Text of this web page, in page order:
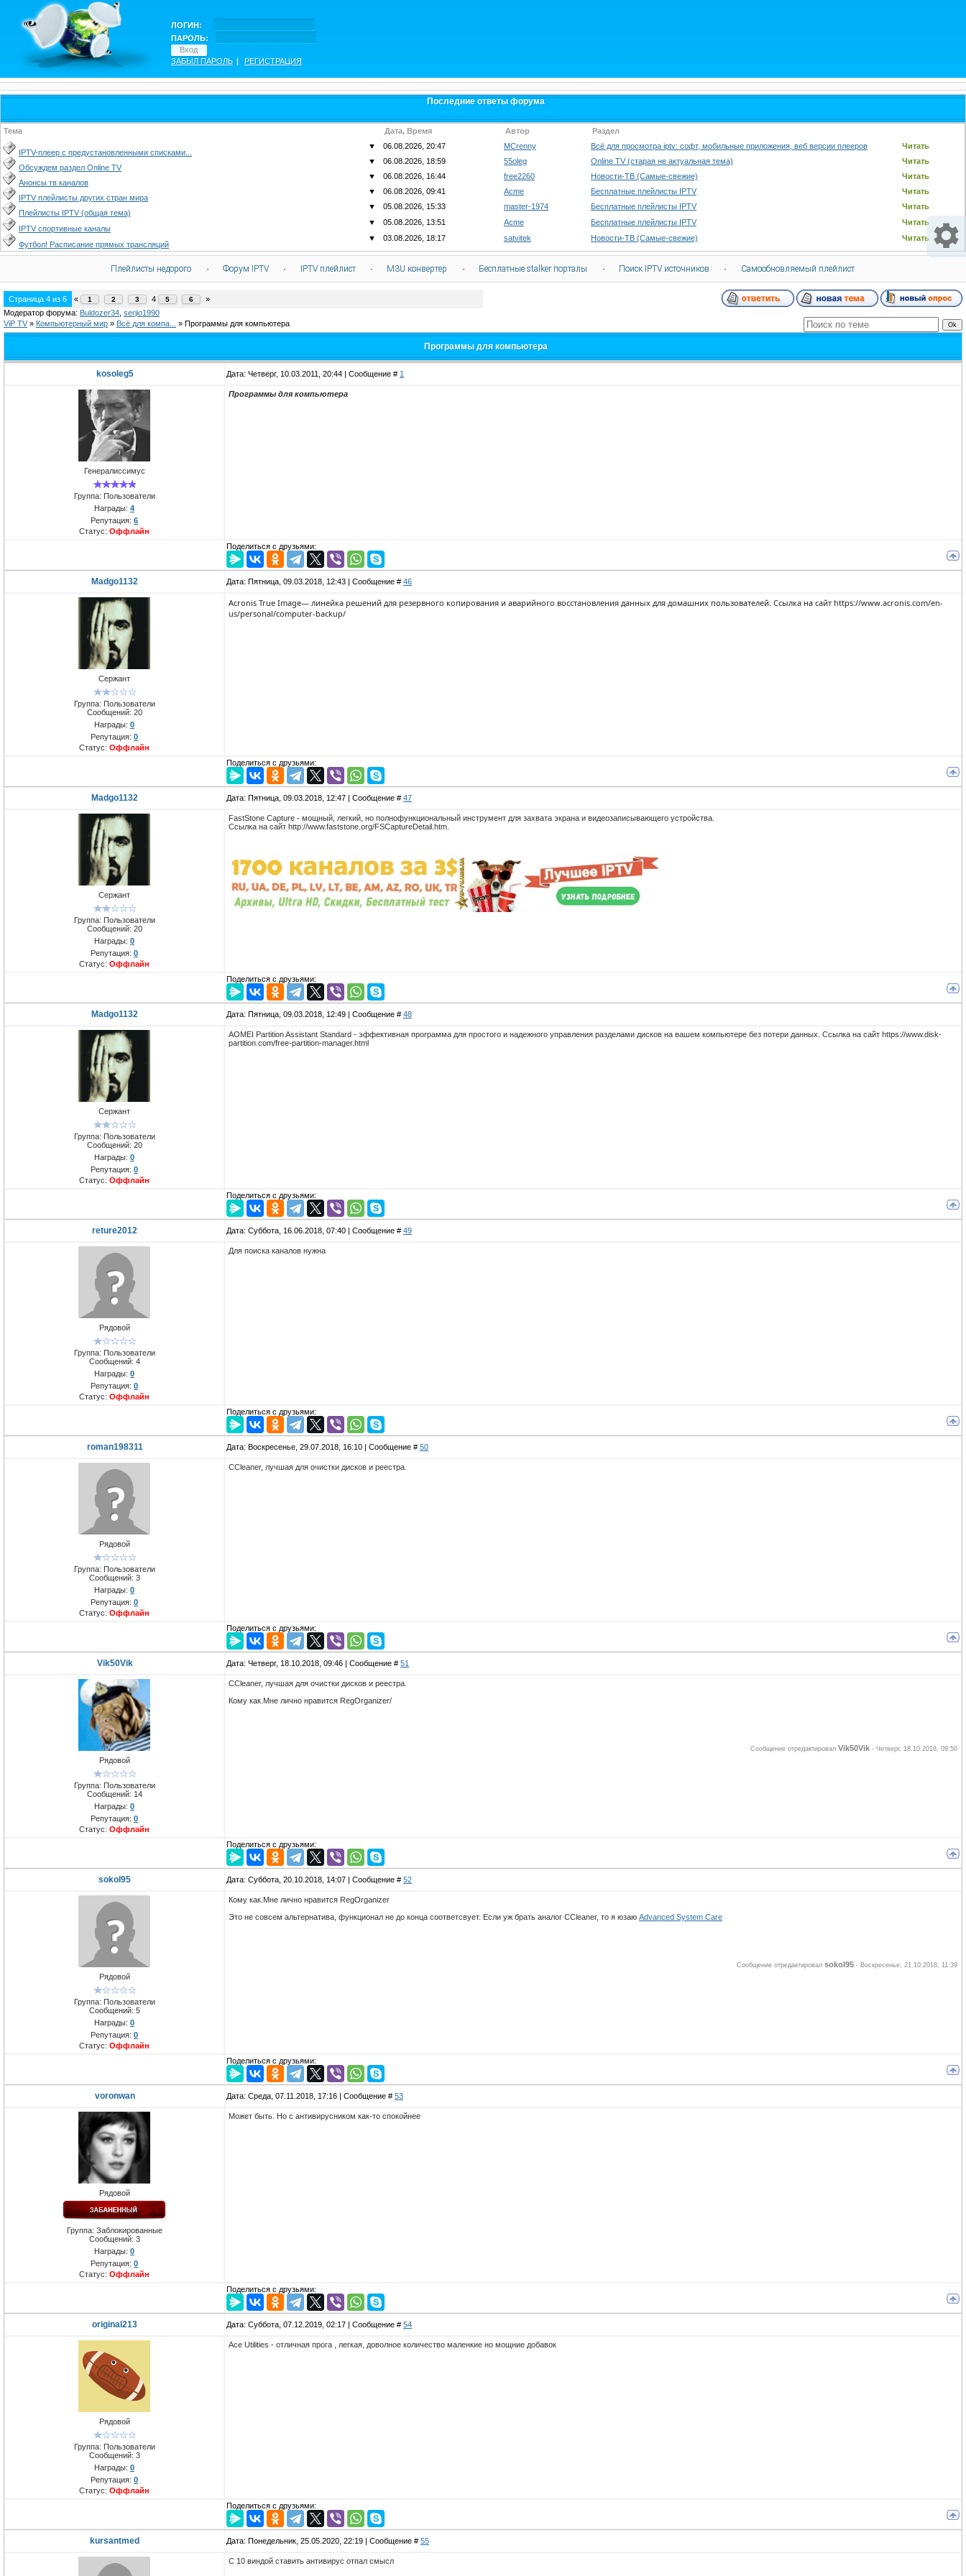
ЛОГИН:
ПАРОЛЬ:
ЗАБЫЛ ПАРОЛЬ | РЕГИСТРАЦИЯ
Последние ответы форума
Тема Дата, Время Автор Раздел
IPTV-плеер с предустановленными списками...
▼ 06.08.2026, 20:47 MCrenny Всё для просмотра iptv: софт, мобильные приложения, веб версии плееров Читать
Обсуждем раздел Online TV
▼ 06.08.2026, 18:59 55oleg Online TV (старая не актуальная тема) Читать
Анонсы тв каналов
▼ 06.08.2026, 16:44 free2260 Новости-ТВ (Самые-свежие) Читать
IPTV плейлисты других стран мира
▼ 06.08.2026, 09:41 Acme Бесплатные плейлисты IPTV Читать
Плейлисты IPTV (общая тема)
▼ 05.08.2026, 15:33 master-1974 Бесплатные плейлисты IPTV Читать
IPTV спортивные каналы
▼ 05.08.2026, 13:51 Acme Бесплатные плейлисты IPTV Читать
Футбол! Расписание прямых трансляций
▼ 03.08.2026, 18:17 satvitek Новости-ТВ (Самые-свежие) Читать
Плейлисты недорого · Форум IPTV · IPTV плейлист · M3U конвертер · Бесплатные stalker порталы · Поиск IPTV источников · Самообновляемый плейлист
Страница 4 из 6 « 1 2 3 4 5 6
»
Модератор форума: Buldozer34 serjio1990
ViP TV » Компьютерный мир » Всё для компa... » Программы для компьютера
Программы для компьютера
kosoleg5 Дата: Четверг, 10.03.2011, 20:44 | Сообщение # 1
Генералиссимус
Группа: Пользователи
Награды: 4
Репутация: 6
Статус: Оффлайн
Программы для компьютера
Поделиться с друзьями:
Madgo1132 Дата: Пятница, 09.03.2018, 12:43 | Сообщение # 46
Сержант
Группа: Пользователи
Сообщений: 20
Награды: 0
Репутация: 0
Статус: Оффлайн
Acronis True Image— линейка решений для резервного копирования и аварийного восстановления данных для домашних пользователей. Ссылка на сайт https://www.acronis.com/en-
us/personal/computer-backup/
Поделиться с друзьями:
Madgo1132 Дата: Пятница, 09.03.2018, 12:47 | Сообщение # 47
Сержант
Группа: Пользователи
Сообщений: 20
Награды: 0
Репутация: 0
Статус: Оффлайн
FastStone Capture - мощный, легкий, но полнофункциональный инструмент для захвата экрана и видеозаписывающего устройства.
Ссылка на сайт http://www.faststone.org/FSCaptureDetail.htm.
Поделиться с друзьями:
Madgo1132 Дата: Пятница, 09.03.2018, 12:49 | Сообщение # 48
Сержант
Группа: Пользователи
Сообщений: 20
Награды: 0
Репутация: 0
Статус: Оффлайн
AOMEI Partition Assistant Standard - эффективная программа для простого и надежного управления разделами дисков на вашем компьютере без потери данных. Ссылка на сайт https://www.disk-
partition.com/free-partition-manager.html
Поделиться с друзьями:
reture2012 Дата: Суббота, 16.06.2018, 07:40 | Сообщение # 49
Рядовой
Группа: Пользователи
Сообщений: 4
Награды: 0
Репутация: 0
Статус: Оффлайн
Для поиска каналов нужна
Поделиться с друзьями:
roman198311 Дата: Воскресенье, 29.07.2018, 16:10 | Сообщение # 50
Рядовой
Группа: Пользователи
Сообщений: 3
Награды: 0
Репутация: 0
Статус: Оффлайн
CCleaner, лучшая для очистки дисков и реестра.
Поделиться с друзьями:
Vik50Vik Дата: Четверг, 18.10.2018, 09:46 | Сообщение # 51
Рядовой
Группа: Пользователи
Сообщений: 14
Награды: 0
Репутация: 0
Статус: Оффлайн
CCleaner, лучшая для очистки дисков и реестра.
Кому как.Мне лично нравится RegOrganizer/
Сообщение отредактировал Vik50Vik - Четверг, 18.10.2018, 09:50
Поделиться с друзьями:
sokol95 Дата: Суббота, 20.10.2018, 14:07 | Сообщение # 52
Рядовой
Группа: Пользователи
Сообщений: 5
Награды: 0
Репутация: 0
Статус: Оффлайн
Кому как.Мне лично нравится RegOrganizer
Это не совсем альтернатива, функционал не до конца соответсвует. Если уж брать аналог CCleaner, то я юзаю Advanced System Care
Сообщение отредактировал sokol95 - Воскресенье, 21.10.2018, 11:39
Поделиться с друзьями:
voronwan Дата: Среда, 07.11.2018, 17:16 | Сообщение # 53
Рядовой
Группа: Заблокированные
Сообщений: 3
Награды: 0
Репутация: 0
Статус: Оффлайн
Может быть. Но с антивирусником как-то спокойнее
Поделиться с друзьями:
original213 Дата: Суббота, 07.12.2019, 02:17 | Сообщение # 54
Рядовой
Группа: Пользователи
Сообщений: 3
Награды: 0
Репутация: 0
Статус: Оффлайн
Ace Utilities - отличная прога , легкая, доволное количество маленкие но мощние добавок
Поделиться с друзьями:
kursantmed Дата: Понедельник, 25.05.2020, 22:19 | Сообщение # 55
С 10 виндой ставить антивирус отпал смысл